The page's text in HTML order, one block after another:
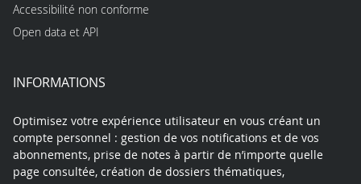
Accessibilité non conforme
Open data et API
INFORMATIONS
Optimisez votre expérience utilisateur en vous créant un
compte personnel : gestion de vos notifications et de vos
abonnements, prise de notes à partir de n’importe quelle
page consultée, création de dossiers thématiques,